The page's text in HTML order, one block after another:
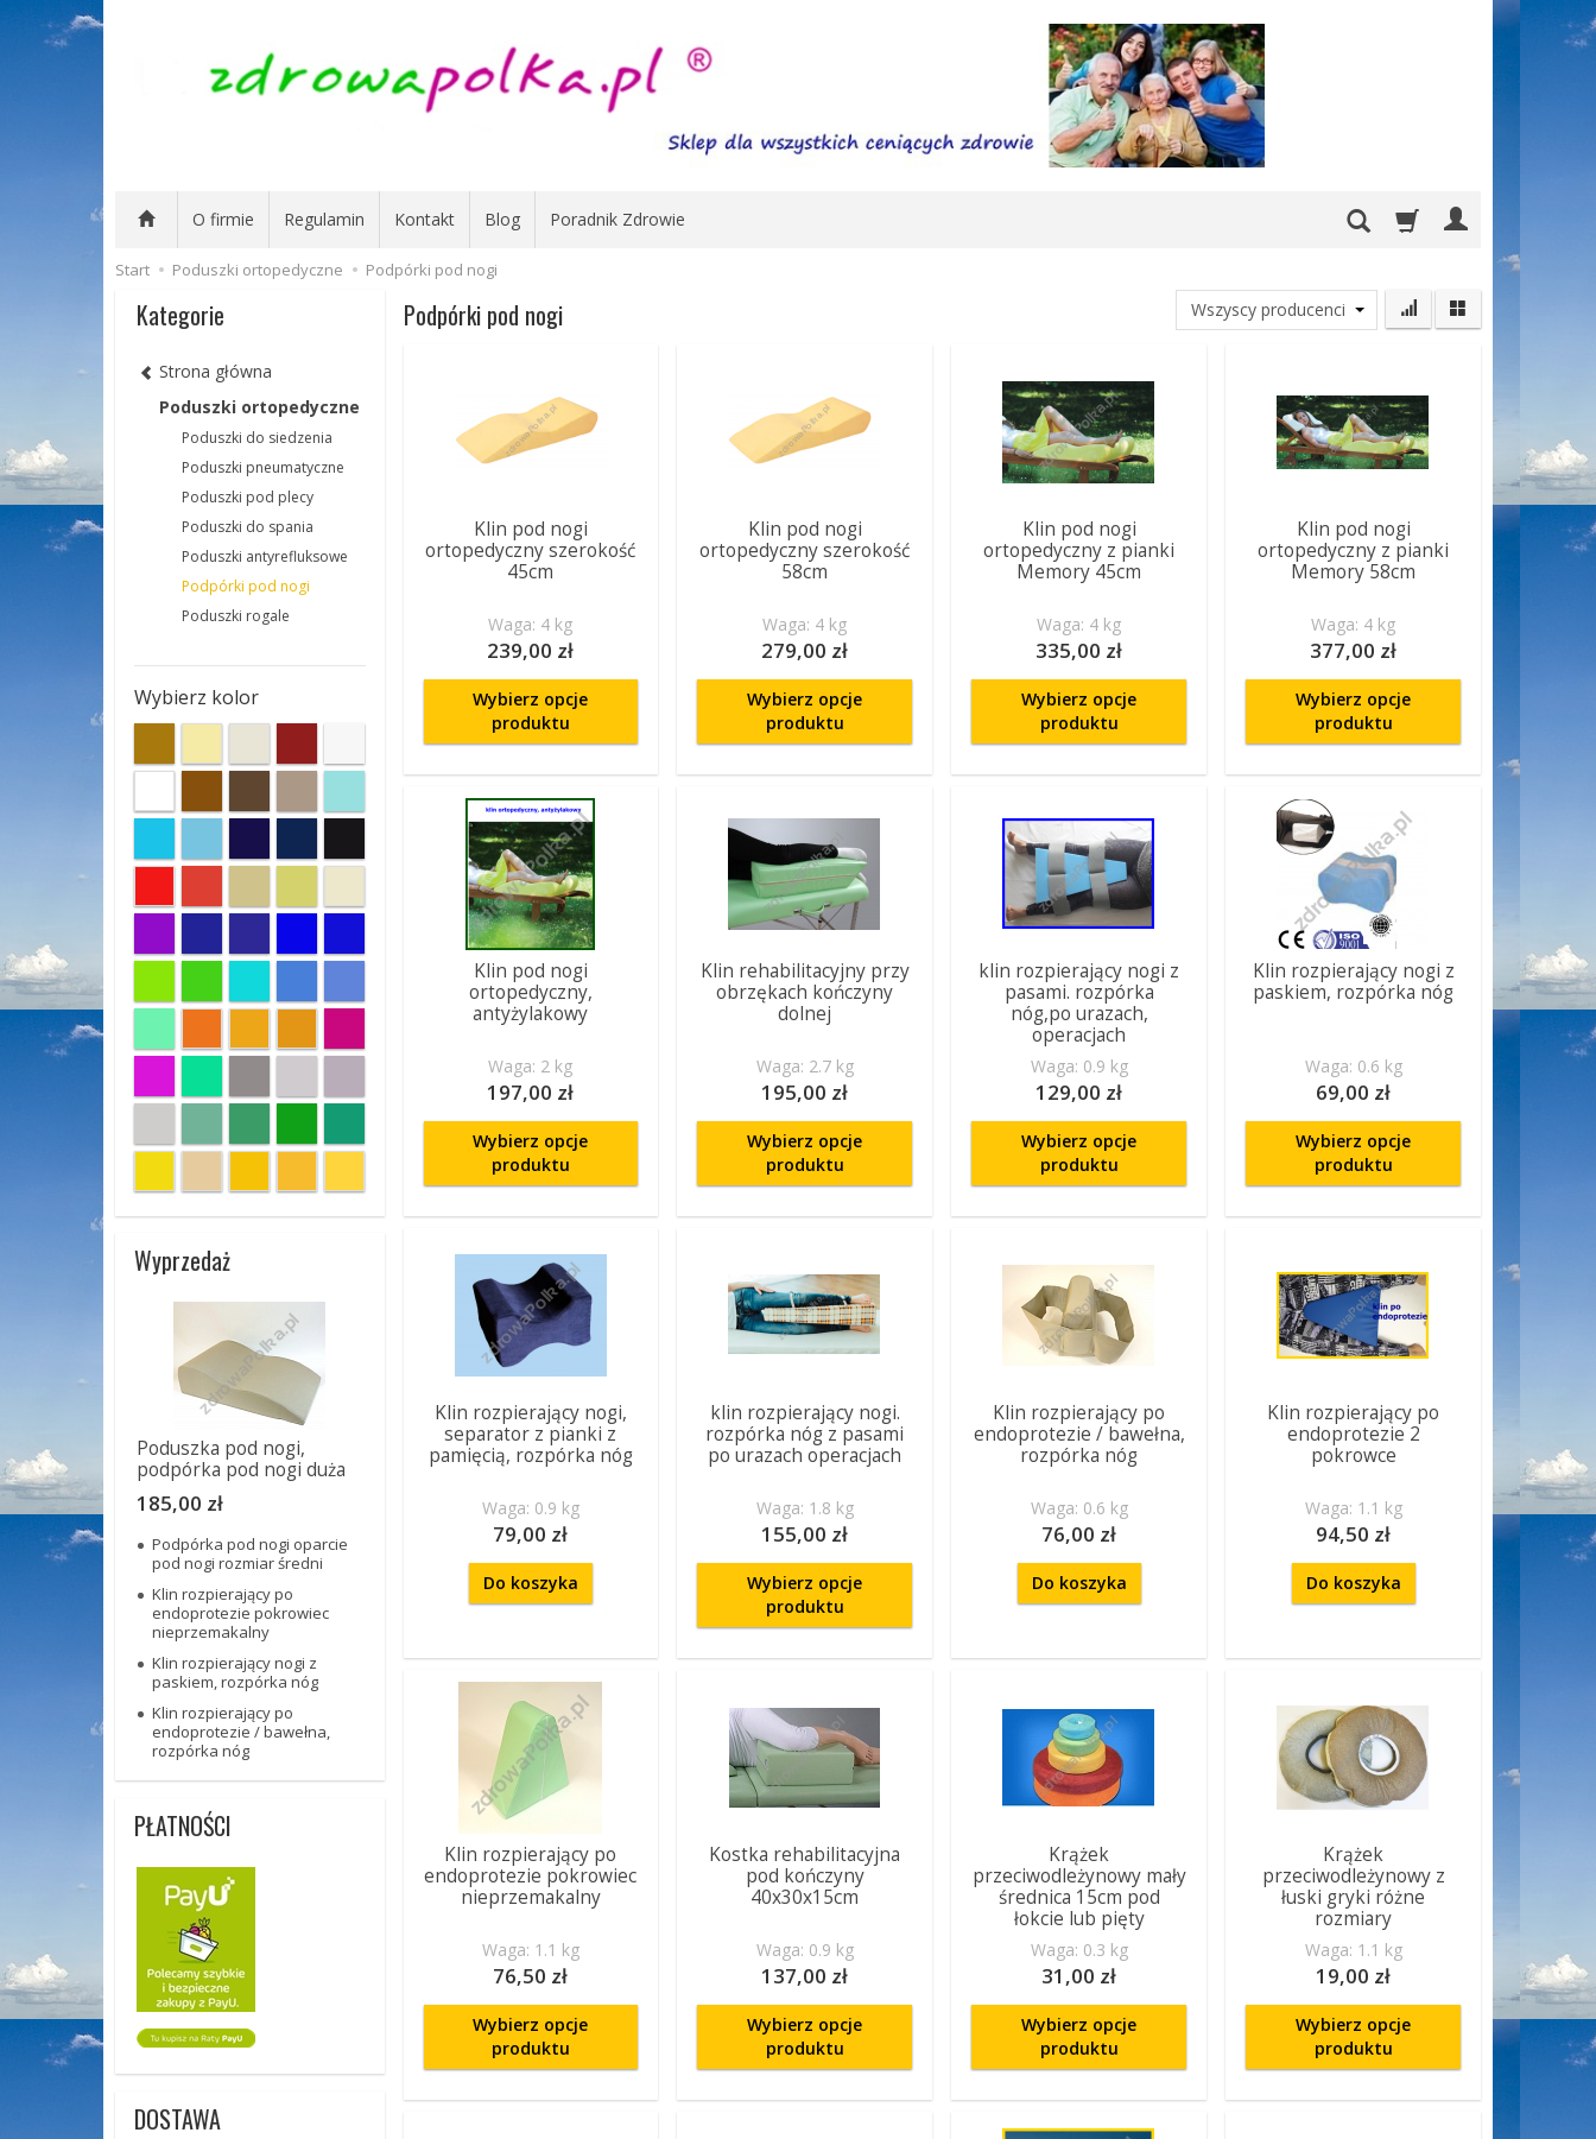
O firmie Regulamin Kontakt Blog Poradnik Zdrowie
Start Poduszki ortopedyczne Podpórki pod nogi
Podpórki pod nogi
Klin pod nogi
ortopedyczny szerokość
45cm
Waga: 4 kg
239,00 zł
Wybierz opcje
produktu
Klin pod nogi
ortopedyczny szerokość
58cm
Waga: 4 kg
279,00 zł
Wybierz opcje
produktu
Klin pod nogi
ortopedyczny z pianki
Memory 45cm
Waga: 4 kg
335,00 zł
Wybierz opcje
produktu
Klin pod nogi
ortopedyczny z pianki
Memory 58cm
Waga: 4 kg
377,00 zł
Wybierz opcje
produktu
Klin pod nogi
ortopedyczny,
antyżylakowy
Waga: 2 kg
197,00 zł
Wybierz opcje
produktu
Klin rehabilitacyjny przy
obrzękach kończyny
dolnej
Waga: 2.7 kg
195,00 zł
Wybierz opcje
produktu
klin rozpierający nogi z
pasami. rozpórka
nóg,po urazach,
operacjach
Waga: 0.9 kg
129,00 zł
Wybierz opcje
produktu
Klin rozpierający nogi z
paskiem, rozpórka nóg
Waga: 0.6 kg
69,00 zł
Wybierz opcje
produktu
Klin rozpierający nogi,
separator z pianki z
pamięcią, rozpórka nóg
Waga: 0.9 kg
79,00 zł
Do koszyka
klin rozpierający nogi.
rozpórka nóg z pasami
po urazach operacjach
Waga: 1.8 kg
155,00 zł
Wybierz opcje
produktu
Klin rozpierający po
endoprotezie / bawełna,
rozpórka nóg
Waga: 0.6 kg
76,00 zł
Do koszyka
Klin rozpierający po
endoprotezie 2
pokrowce
Waga: 1.1 kg
94,50 zł
Do koszyka
Klin rozpierający po
endoprotezie pokrowiec
nieprzemakalny
Waga: 1.1 kg
76,50 zł
Wybierz opcje
produktu
Kostka rehabilitacyjna
pod kończyny
40x30x15cm
Waga: 0.9 kg
137,00 zł
Wybierz opcje
produktu
Krążek
przeciwodleżynowy mały
średnica 15cm pod
łokcie lub pięty
Waga: 0.3 kg
31,00 zł
Wybierz opcje
produktu
Krążek
przeciwodleżynowy z
łuski gryki różne
rozmiary
Waga: 1.1 kg
19,00 zł
Wybierz opcje
produktu
Kategorie
Strona główna
Poduszki ortopedyczne
Poduszki do siedzenia
Poduszki pneumatyczne
Poduszki pod plecy
Poduszki do spania
Poduszki antyrefluksowe
Podpórki pod nogi
Poduszki rogale
Wybierz kolor
Wyprzedaż
Poduszka pod nogi,
podpórka pod nogi duża
185,00 zł
Podpórka pod nogi oparcie
pod nogi rozmiar średni
Klin rozpierający po
endoprotezie pokrowiec
nieprzemakalny
Klin rozpierający nogi z
paskiem, rozpórka nóg
Klin rozpierający po
endoprotezie / bawełna,
rozpórka nóg
PŁATNOŚCI
DOSTAWA